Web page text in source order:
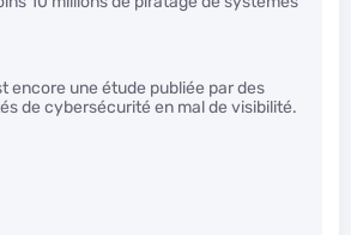
encore une étude publiée par des
de cybersécurité en mal de visibilité.